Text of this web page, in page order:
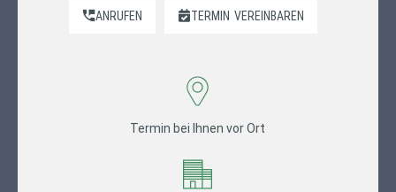
ANRUFEN TERMIN VEREINBAREN
Termin bei Ihnen vor Ort